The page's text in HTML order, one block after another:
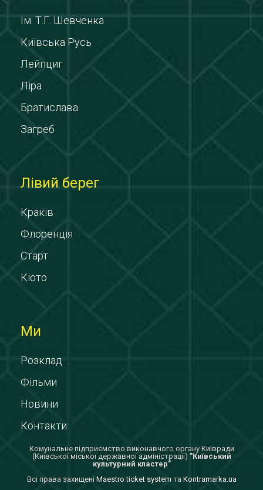
Ім. Т.Г. Шевченка
Київська Русь
Лейпциг
Ліра
Братислава
Загреб
Лівий берег
Краків
Флоренція
Старт
Кіото
Ми
Розклад
Фільми
Новини
Контакти
Комунальне підприємство виконавчого органу Київради
(Київської міської державної адміністрації) "Київський
культурний кластер"
Всi права захищенi Maestro ticket system та Kontramarka.ua